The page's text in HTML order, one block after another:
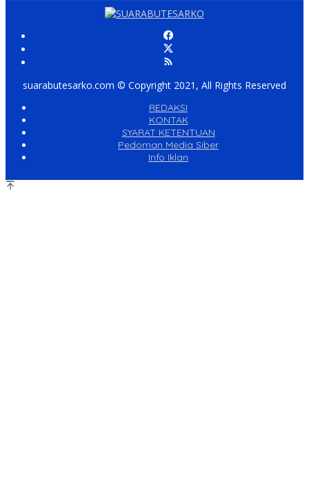
suarabutesarko.com © Copyright 2021, All Rights Reserved
REDAKSI
KONTAK
SYARAT KETENTUAN
Pedoman Media Siber
Info Iklan